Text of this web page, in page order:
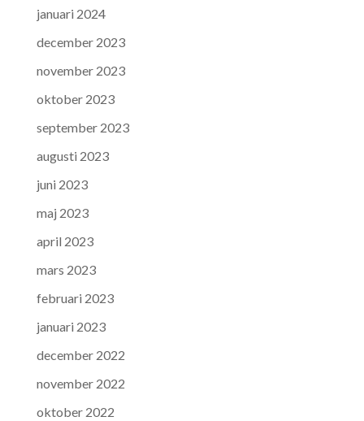
januari 2024
december 2023
november 2023
oktober 2023
september 2023
augusti 2023
juni 2023
maj 2023
april 2023
mars 2023
februari 2023
januari 2023
december 2022
november 2022
oktober 2022